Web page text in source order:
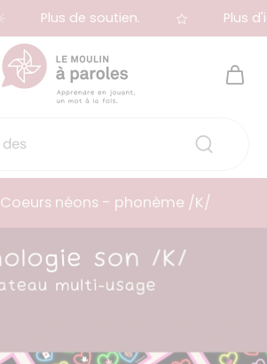
Plus de soutien. Plus
Coeurs néons - phonème /K/